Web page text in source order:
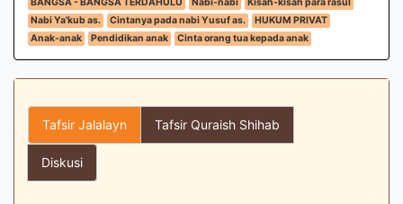
Nabi Ya'kub as.
Cintanya pada nabi Yusuf as.
HUKUM PRIVAT
Anak-anak
Pendidikan anak Cinta orang tua kepada anak
Tafsir Jalalayn Tafsir Quraish Shihab
Diskusi